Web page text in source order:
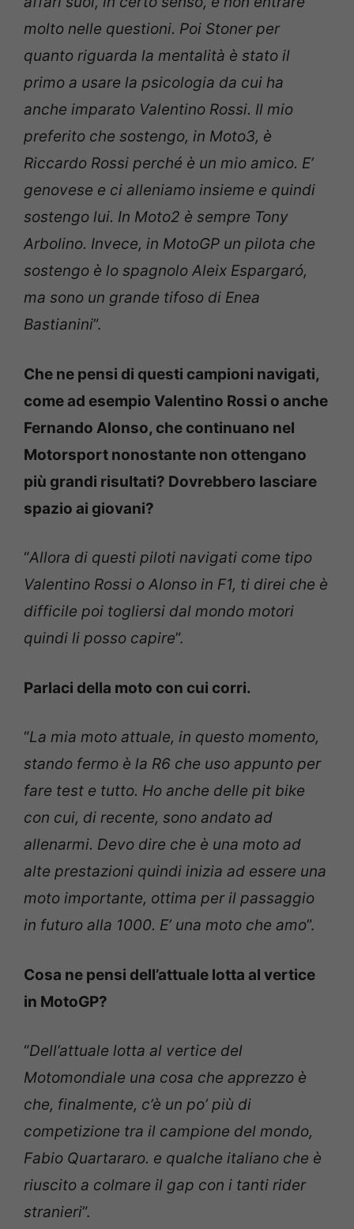
molto nelle questioni. Poi Stoner per
quanto riguarda la mentalità è stato il
primo a usare la psicologia da cui ha
anche imparato Valentino Rossi. Il mio
preferito che sostengo, in Moto3, è
Riccardo Rossi perché è un mio amico. E’
genovese e ci alleniamo insieme e quindi
sostengo lui. In Moto2 è sempre Tony
Arbolino. Invece, in MotoGP un pilota che
sostengo è lo spagnolo Aleix Espargaró,
ma sono un grande tifoso di Enea
Bastianini”.
Che ne pensi di questi campioni navigati,
come ad esempio Valentino Rossi o anche
Fernando Alonso, che continuano nel
Motorsport nonostante non ottengano
più grandi risultati? Dovrebbero lasciare
spazio ai giovani?
“Allora di questi piloti navigati come tipo
Valentino Rossi o Alonso in F1, ti direi che è
difficile poi togliersi dal mondo motori
quindi li posso capire”.
Parlaci della moto con cui corri.
“La mia moto attuale, in questo momento,
stando fermo è la R6 che uso appunto per
fare test e tutto. Ho anche delle pit bike
con cui, di recente, sono andato ad
allenarmi. Devo dire che è una moto ad
alte prestazioni quindi inizia ad essere una
moto importante, ottima per il passaggio
in futuro alla 1000. E’ una moto che amo”.
Cosa ne pensi dell’attuale lotta al vertice
in MotoGP?
“Dell’attuale lotta al vertice del
Motomondiale una cosa che apprezzo è
che, finalmente, c’è un po’ più di
competizione tra il campione del mondo,
Fabio Quartararo. e qualche italiano che è
riuscito a colmare il gap con i tanti rider
stranieri”.